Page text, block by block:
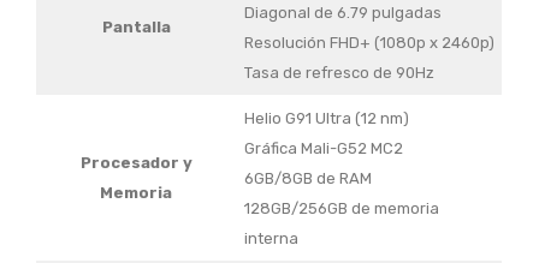
Pantalla
Diagonal de 6.79 pulgadas
Resolución FHD+ (1080p x 2460p)
Tasa de refresco de 90Hz
Procesador y
Memoria
Helio G91 Ultra (12 nm)
Gráfica Mali-G52 MC2
6GB/8GB de RAM
128GB/256GB de memoria
interna